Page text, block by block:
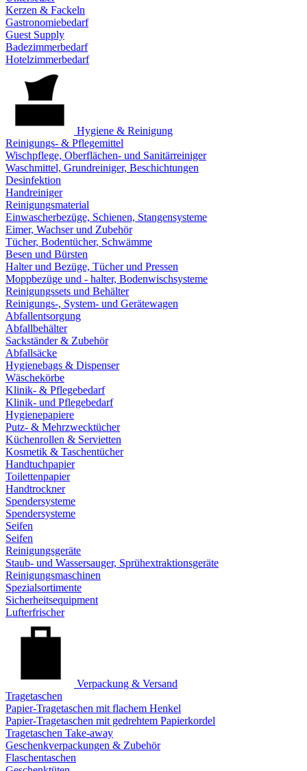
Kerzen & Fackeln
Gastronomiebedarf
Guest Supply
Badezimmerbedarf
Hotelzimmerbedarf
Hygiene & Reinigung
Reinigungs- & Pflegemittel
Wischpflege, Oberflächen- und Sanitärreiniger
Waschmittel, Grundreiniger, Beschichtungen
Desinfektion
Handreiniger
Reinigungsmaterial
Einwascherbezüge, Schienen, Stangensysteme
Eimer, Wachser und Zubehör
Tücher, Bodentücher, Schwämme
Besen und Bürsten
Halter und Bezüge, Tücher und Pressen
Moppbezüge und - halter, Bodenwischsysteme
Reinigungssets und Behälter
Reinigungs-, System- und Gerätewagen
Abfallentsorgung
Abfallbehälter
Sackständer & Zubehör
Abfallsäcke
Hygienebags & Dispenser
Wäschekörbe
Klinik- & Pflegebedarf
Klinik- und Pflegebedarf
Hygienepapiere
Putz- & Mehrzwecktücher
Küchenrollen & Servietten
Kosmetik & Taschentücher
Handtuchpapier
Toilettenpapier
Handtrockner
Spendersysteme
Spendersysteme
Seifen
Seifen
Reinigungsgeräte
Staub- und Wassersauger, Sprühextraktionsgeräte
Reinigungsmaschinen
Spezialsortimente
Sicherheitsequipment
Lufterfrischer
Verpackung & Versand
Tragetaschen
Papier-Tragetaschen mit flachem Henkel
Papier-Tragetaschen mit gedrehtem Papierkordel
Tragetaschen Take-away
Geschenkverpackungen & Zubehör
Flaschentaschen